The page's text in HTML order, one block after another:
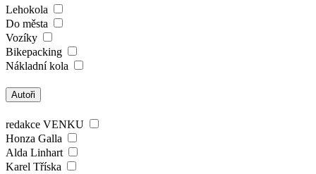
Lehokola
Do města
Vozíky
Bikepacking
Nákladní kola
Autoři
redakce VENKU
Honza Galla
Alda Linhart
Karel Tříska